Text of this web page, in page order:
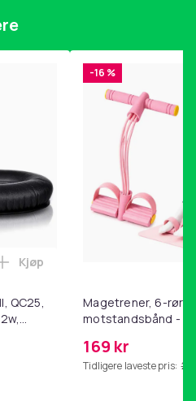
QC25,
Legg Øreputer for Bose QC35
Kjøp
-16 %
Magetrener, 6-rørs
motstandsbånd -
hjemmegymnastikk
169 kr
Tidligere laveste pris: